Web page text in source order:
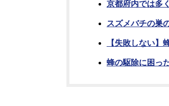
京都府内では多
スズメバチの巣
【失敗しない】
蜂の駆除に困っ